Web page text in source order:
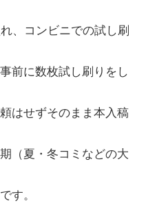
、コンビニでの試し刷
前に数枚試し刷りをし
はせずそのまま本入稿
（夏・冬コミなどの大
す。